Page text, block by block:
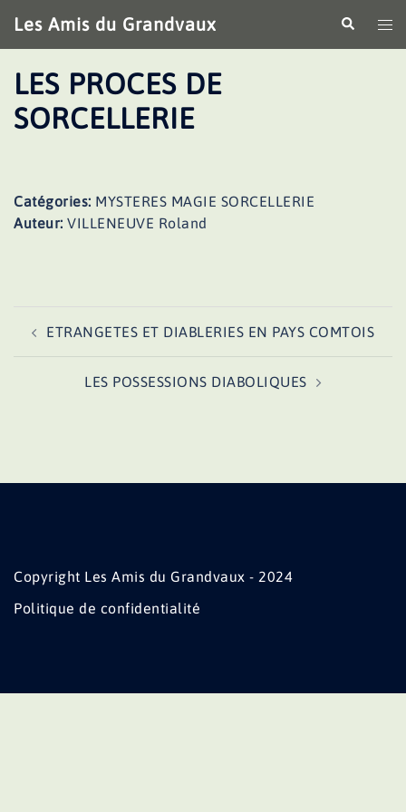
au
contenu
Les Amis du Grandvaux
le
LES PROCES DE
SORCELLERIE
Catégories: MYSTERES MAGIE SORCELLERIE
Auteur: VILLENEUVE Roland
d’article
ETRANGETES ET DIABLERIES EN PAYS COMTOIS
LES POSSESSIONS DIABOLIQUES
Copyright Les Amis du Grandvaux - 2024
Politique de confidentialité